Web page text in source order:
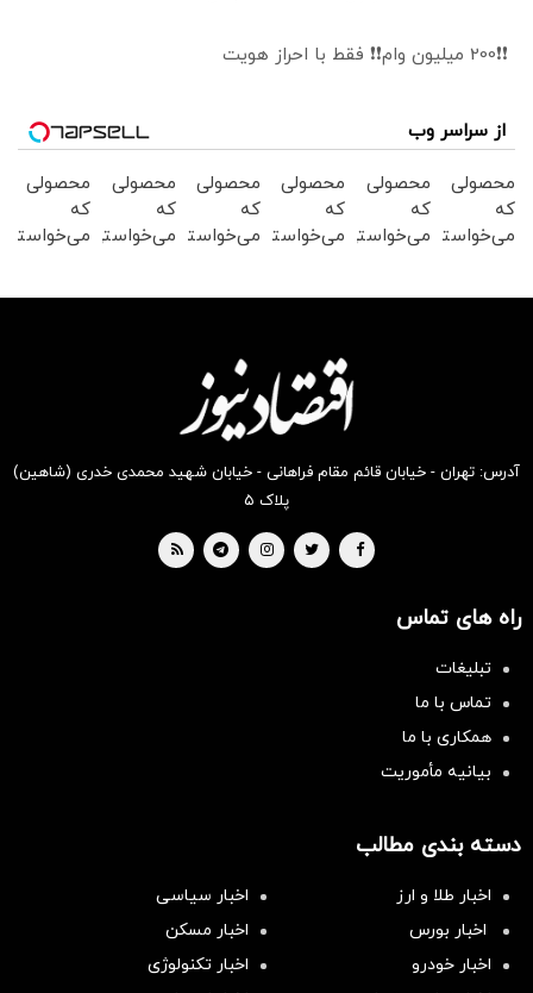
❗❗200 میلیون وام❗❗ فقط با احراز هویت
از سراسر وب
محصولی
که
می‌خواستی
محصولی
که
می‌خواستی
محصولی
که
می‌خواستی
بخر !
محصولی
که
می‌خواستی
بخر !
محصولی
که
می‌خواستی
محصولی
که
می‌خواستی
آدرس: تهران - خیابان قائم مقام فراهانی - خیابان شهید محمدی خدری (شاهین)
پلاک ۵
راه های تماس
تبلیغات
تماس با ما
همکاری با ما
بیانیه مأموریت
دسته بندی مطالب
اخبار طلا و ارز
اخبار سیاسی
اخبار بورس
اخبار مسکن
اخبار خودرو
اخبار تکنولوژی